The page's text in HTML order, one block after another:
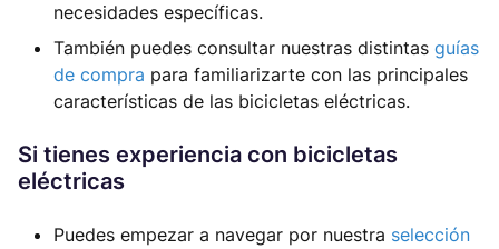
necesidades específicas.
También puedes consultar nuestras distintas guías
de compra para familiarizarte con las principales
características de las bicicletas eléctricas.
Si tienes experiencia con bicicletas
eléctricas
Puedes empezar a navegar por nuestra selección